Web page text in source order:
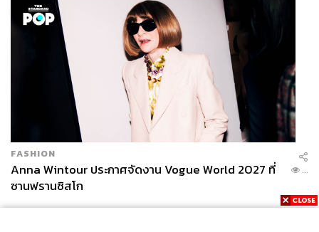
FASHION
Anna Wintour ประกาศจัดงาน Vogue World 2027 ที่
ซานฟรานซิสโก
...